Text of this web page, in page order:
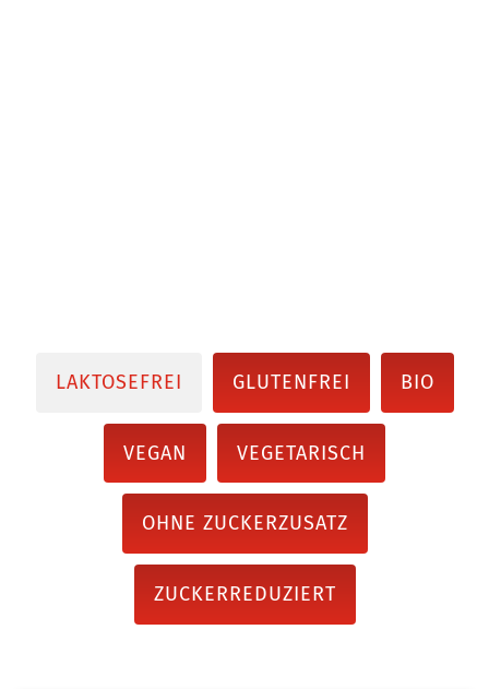
LAKTOSEFREI GLUTENFREI BIO
VEGAN VEGETARISCH
OHNE ZUCKERZUSATZ
ZUCKERREDUZIERT